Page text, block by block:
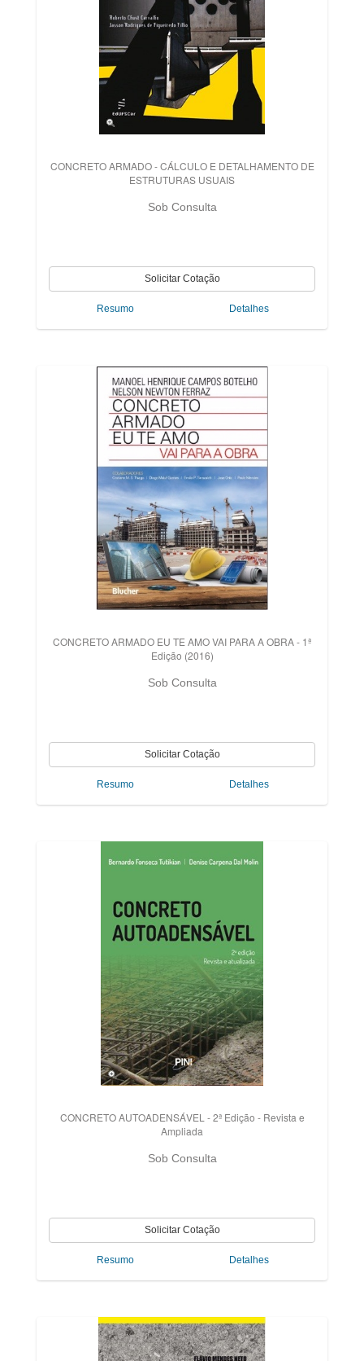
CONCRETO ARMADO - CÁLCULO E DETALHAMENTO DE
ESTRUTURAS USUAIS
Sob Consulta
Resumo Detalhes
CONCRETO ARMADO EU TE AMO VAI PARA A OBRA - 1ª
Edição (2016)
Sob Consulta
Resumo Detalhes
CONCRETO AUTOADENSÁVEL - 2ª Edição - Revista e
Ampliada
Sob Consulta
Resumo Detalhes